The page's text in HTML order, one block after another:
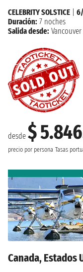
desde $
precio por persona Tasas
CELEBRITY SOLSTICE
Duración: 7 noches
Salida desde: Vancouver
Canada, Estados